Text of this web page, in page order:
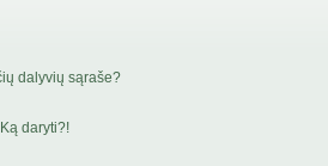
dalyvių sąraše?
daryti?!